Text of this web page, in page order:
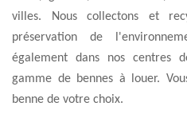
villes. Nous collectons et
préservation de
également dans nos centres
gamme de bennes à louer.
benne de votre choix.